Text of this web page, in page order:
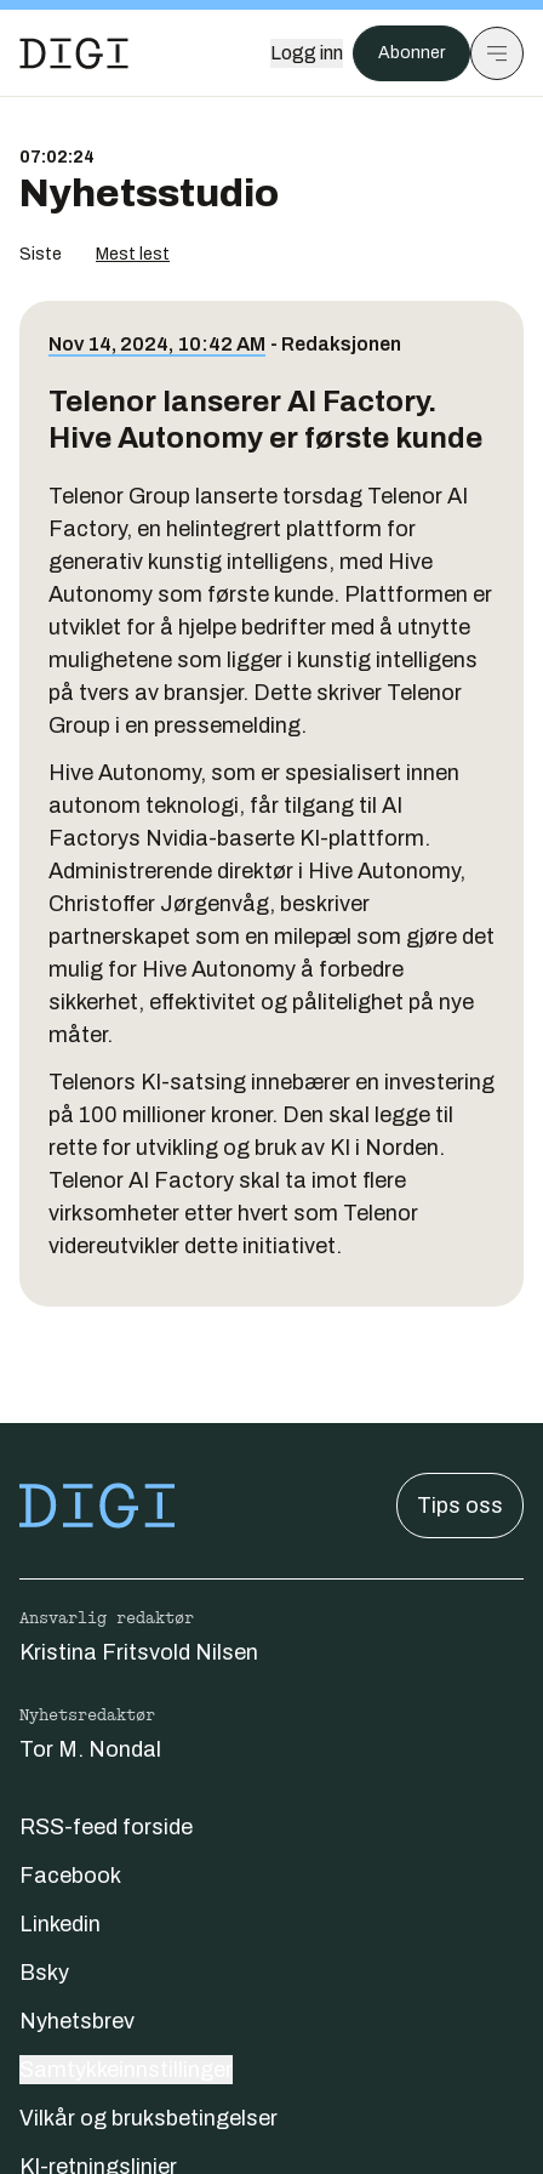
Logg inn Abonner
07:02:24
Nyhetsstudio
Siste Mest lest
Nov 14, 2024, 10:42 AM - Redaksjonen
Telenor lanserer AI Factory.
Hive Autonomy er første kunde
Telenor Group lanserte torsdag Telenor AI
Factory, en helintegrert plattform for
generativ kunstig intelligens, med Hive
Autonomy som første kunde. Plattformen er
utviklet for å hjelpe bedrifter med å utnytte
mulighetene som ligger i kunstig intelligens
på tvers av bransjer. Dette skriver Telenor
Group i en pressemelding.
Hive Autonomy, som er spesialisert innen
autonom teknologi, får tilgang til AI
Factorys Nvidia-baserte KI-plattform.
Administrerende direktør i Hive Autonomy,
Christoffer Jørgenvåg, beskriver
partnerskapet som en milepæl som gjøre det
mulig for Hive Autonomy å forbedre
sikkerhet, effektivitet og pålitelighet på nye
måter.
Telenors KI-satsing innebærer en investering
på 100 millioner kroner. Den skal legge til
rette for utvikling og bruk av KI i Norden.
Telenor AI Factory skal ta imot flere
virksomheter etter hvert som Telenor
videreutvikler dette initiativet.
Tips oss
Ansvarlig redaktør
Kristina Fritsvold Nilsen
Nyhetsredaktør
Tor M. Nondal
RSS-feed forside
Facebook
Linkedin
Bsky
Nyhetsbrev
Vilkår og bruksbetingelser
KI-retningslinjer